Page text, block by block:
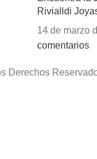
Rivialldi
14 de marzo
comentarios
Derechos